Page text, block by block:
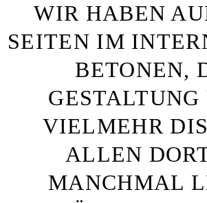
WIR HABEN
SEITEN IM
BETONEN,
VIELMEHR
ALLEN
MANCHMAL